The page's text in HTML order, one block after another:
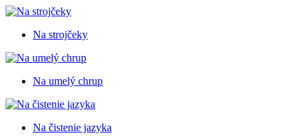
Na strojčeky
Na umelý chrup
Na čistenie jazyka